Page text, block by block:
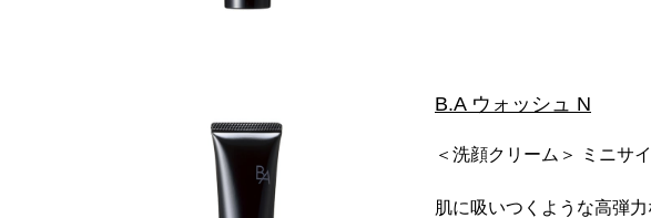
B.A ウォッシュ N
＜洗顔クリーム＞ ミニサ
肌に吸いつくような高弾